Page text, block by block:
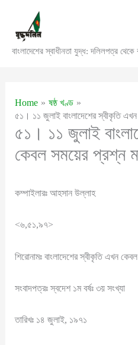
content
বাংলাদেশের স্বাধীনতা যুদ্ধ: দলিলপত্র থেকে
Home
ষষ্ঠ খণ্ড
৫১। ১১ জুলাই বাংলাদেশের স্বীকৃতি
৫১। ১১ জুলাই
কেবল সময়ের প্রশ্ন
কম্পাইলারঃ আহসান উল্লাহ
<৬,৫১,৯৭>
শিরোনামঃ বাংলাদেশের স্বীকৃতি এখন
সংবাদপত্রঃ স্বদেশ ১ম বর্ষঃ ৩য় সংখ্যা
তারিখঃ ১৪ জুলাই, ১৯৭১